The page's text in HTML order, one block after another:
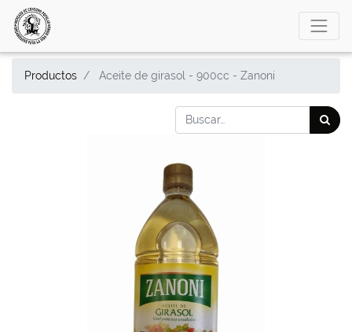
Productos Aceite de girasol - 900cc - Zanoni